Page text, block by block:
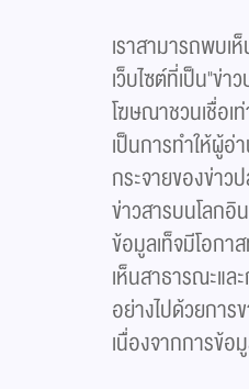
เราสามารถพบเ
เว็บไซต์ที่เป็น"ข่
โฆษณาชวนเชื่อเ
เป็นการทำให้ผู้อ่
กระจายของข่า
ข่าวสารบนโลกอิ
ข้อมูลเท็จมีโอกา
เห็นสาธารณะแล
อย่างไปด้วยการ
เนื่องจากการข้